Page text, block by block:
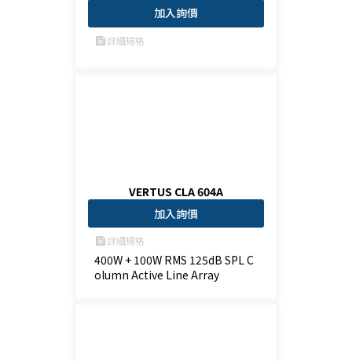
加入詢價
feed詳細規格
VERTUS CLA 604A
加入詢價
feed詳細規格
400W + 100W RMS 125dB SPL C
olumn Active Line Array